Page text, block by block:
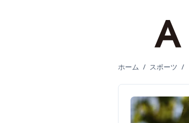
ホーム / スポーツ /